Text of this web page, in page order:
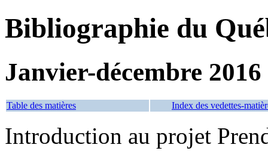
Bibliographie du
Janvier-décembre 2016
Table des matières Index des vedettes-
Introduction au projet